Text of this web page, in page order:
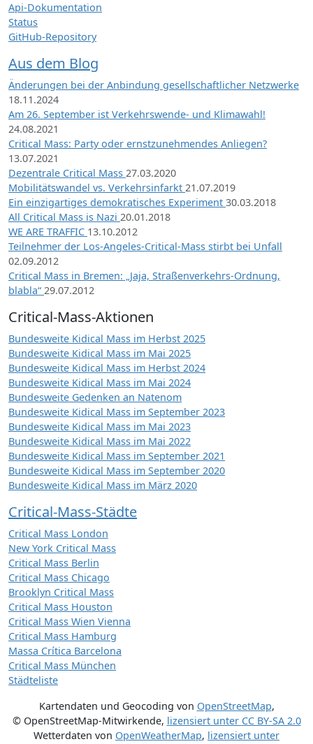
Api-Dokumentation
Status
GitHub-Repository
Aus dem Blog
Änderungen bei der Anbindung gesellschaftlicher Netzwerke
18.11.2024
Am 26. September ist Verkehrswende- und Klimawahl!
24.08.2021
Critical Mass: Party oder ernstzunehmendes Anliegen?
13.07.2021
Dezentrale Critical Mass 27.03.2020
Mobilitätswandel vs. Verkehrsinfarkt 21.07.2019
Ein einzigartiges demokratisches Experiment 30.03.2018
All Critical Mass is Nazi 20.01.2018
WE ARE TRAFFIC 13.10.2012
Teilnehmer der Los-Angeles-Critical-Mass stirbt bei Unfall
02.09.2012
Critical Mass in Bremen: „Jaja, Straßenverkehrs-Ordnung,
blabla“ 29.07.2012
Critical-Mass-Aktionen
Bundesweite Kidical Mass im Herbst 2025
Bundesweite Kidical Mass im Mai 2025
Bundesweite Kidical Mass im Herbst 2024
Bundesweite Kidical Mass im Mai 2024
Bundesweite Gedenken an Natenom
Bundesweite Kidical Mass im September 2023
Bundesweite Kidical Mass im Mai 2023
Bundesweite Kidical Mass im Mai 2022
Bundesweite Kidical Mass im September 2021
Bundesweite Kidical Mass im September 2020
Bundesweite Kidical Mass im März 2020
Critical-Mass-Städte
Critical Mass London
New York Critical Mass
Critical Mass Berlin
Critical Mass Chicago
Brooklyn Critical Mass
Critical Mass Houston
Critical Mass Wien Vienna
Critical Mass Hamburg
Massa Crítica Barcelona
Critical Mass München
Städteliste
Kartendaten und Geocoding von OpenStreetMap,
© OpenStreetMap-Mitwirkende, lizensiert unter CC BY-SA 2.0
Wetterdaten von OpenWeatherMap, lizensiert unter